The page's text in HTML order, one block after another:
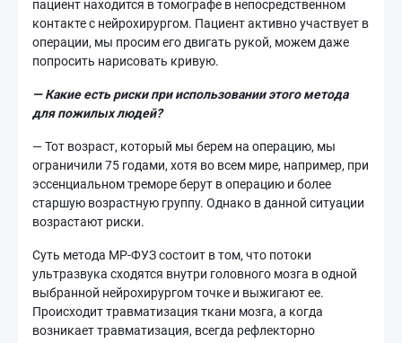
пациент находится в томографе в непосредственном
контакте с нейрохирургом. Пациент активно участвует в
операции, мы просим его двигать рукой, можем даже
попросить нарисовать кривую.
— Какие есть риски при использовании этого метода
для пожилых людей?
— Тот возраст, который мы берем на операцию, мы
ограничили 75 годами, хотя во всем мире, например, при
эссенциальном треморе берут в операцию и более
старшую возрастную группу. Однако в данной ситуации
возрастают риски.
Суть метода МР-ФУЗ состоит в том, что потоки
ультразвука сходятся внутри головного мозга в одной
выбранной нейрохирургом точке и выжигают ее.
Происходит травматизация ткани мозга, а когда
возникает травматизация, всегда рефлекторно